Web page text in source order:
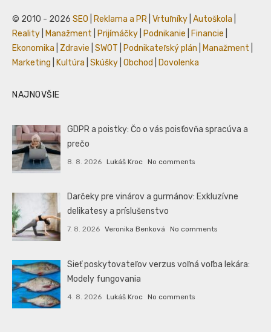
© 2010 - 2026 SEO Reklama a PR Vrtuľníky Autoškola
Reality
Manažment Prijímáčky Podnikanie Financie
Ekonomika
Zdravie SWOT Podnikateľský plán Manažment
Marketing
Kultúra Skúšky Obchod Dovolenka
NAJNOVŠIE
GDPR a poistky: Čo o vás poisťovňa spracúva a
prečo
8. 8. 2026 Lukáš Kroc No comments
Darčeky pre vinárov a gurmánov: Exkluzívne
delikatesy a príslušenstvo
7. 8. 2026 Veronika Benková No comments
Sieť poskytovateľov verzus voľná voľba lekára:
Modely fungovania
4. 8. 2026 Lukáš Kroc No comments